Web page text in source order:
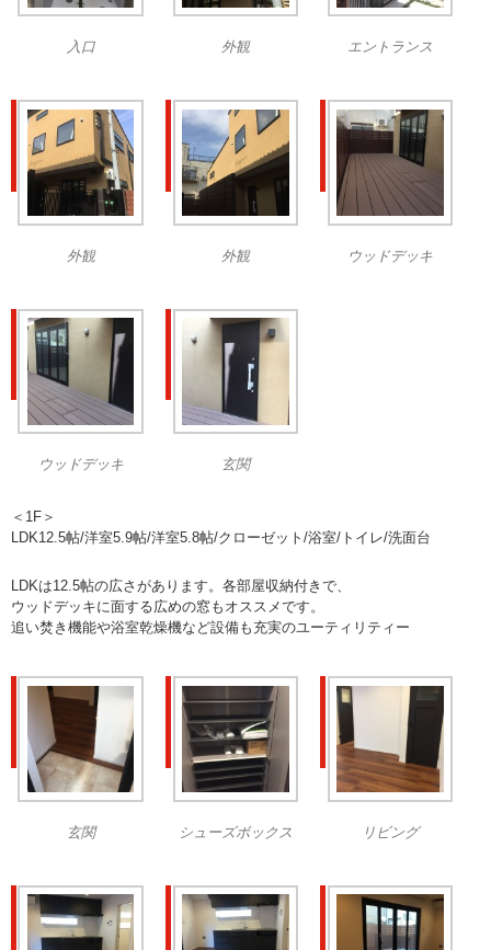
入口 外観 エントランス
外観 外観 ウッドデッキ
ウッドデッキ 玄関
＜1F＞
LDK12.5帖/洋室5.9帖/洋室5.8帖/クローゼット/浴室/トイレ/洗面台
LDKは12.5帖の広さがあります。各部屋収納付きで、
ウッドデッキに面する広めの窓もオススメです。
追い焚き機能や浴室乾燥機など設備も充実のユーティリティー
玄関 シューズボックス リビング